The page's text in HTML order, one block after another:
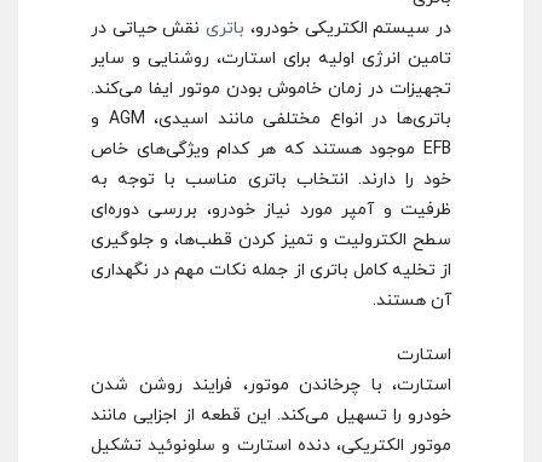
در سیستم الکتریکی خودرو، باترینقش حیاتی در
تامین انرژی اولیه برای استارت، روشنایی و سایر
تجهیزات در زمان خاموش بودن موتور ایفا می‌کند.
باتری‌ها در انواع مختلفی مانند اسیدی، AGM و
EFB موجود هستند که هر کدام ویژگی‌های خاص
خود را دارند. انتخاب باتری مناسب با توجه به
ظرفیت و آمپر مورد نیاز خودرو، بررسی دوره‌ای
سطح الکترولیت و تمیز کردن قطب‌ها، و جلوگیری
از تخلیه کامل باتری از جمله نکات مهم در نگهداری
آن هستند.
استارت
استارت، با چرخاندن موتور، فرایند روشن شدن
خودرو را تسهیل می‌کند. این قطعه از اجزایی مانند
موتور الکتریکی، دنده استارت و سلونوئید تشکیل